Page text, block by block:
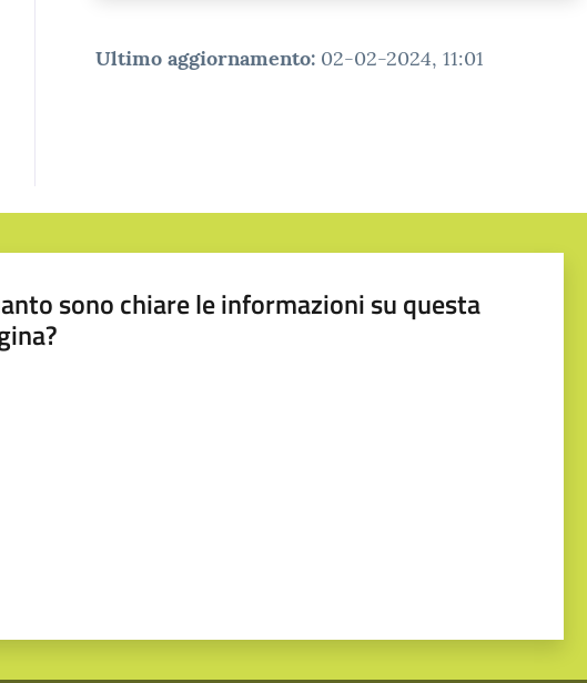
Ultimo aggiornamento: 02-02-2024, 11:01
sono chiare le informazioni su questa